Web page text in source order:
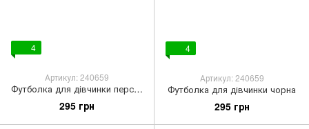
4
Артикул: 240659
Футболка для дівчинки персикова
295 грн
4
Артикул: 240659
Футболка для дівчинки чорна
295 грн